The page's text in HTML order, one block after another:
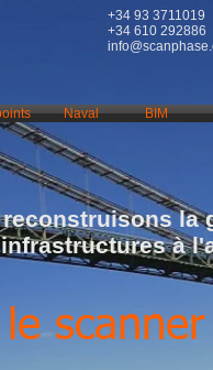
+34 93 3711019
+34 610 292886
Naval BIM
la
à